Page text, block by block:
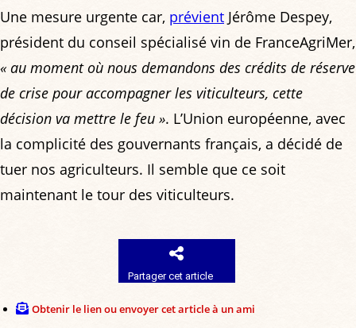
Une mesure urgente car, prévient Jérôme Despey,
président du conseil spécialisé vin de FranceAgriMer,
« au moment où nous demandons des crédits de réserve
de crise pour accompagner les viticulteurs, cette
décision va mettre le feu ». L’Union européenne, avec
la complicité des gouvernants français, a décidé de
tuer nos agriculteurs. Il semble que ce soit
maintenant le tour des viticulteurs.
Partager cet article
Obtenir le lien ou envoyer cet article à un ami